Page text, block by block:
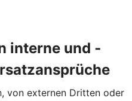
interne und
von externen Dritten oder